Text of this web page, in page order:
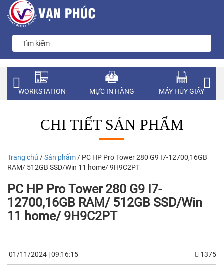
WORKSTATION MỰC IN HÃNG MÁY HỦY GIẤY
CHI TIẾT SẢN PHẨM
Trang chủ /Sản phẩm / PC HP Pro Tower 280 G9 I7-12700,16GB
RAM/ 512GB SSD/Win 11 home/ 9H9C2PT
PC HP Pro Tower 280 G9 I7-
12700,16GB RAM/ 512GB SSD/Win
11 home/ 9H9C2PT
01/11/2024 | 09:16:15 1375